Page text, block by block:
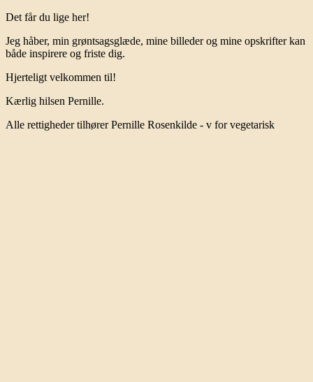
Det får du lige her!
Jeg håber, min grøntsagsglæde, mine billeder og mine opskrifter kan
både inspirere og friste dig.
Hjerteligt velkommen til!
Kærlig hilsen Pernille.
Alle rettigheder tilhører Pernille Rosenkilde - v for vegetarisk